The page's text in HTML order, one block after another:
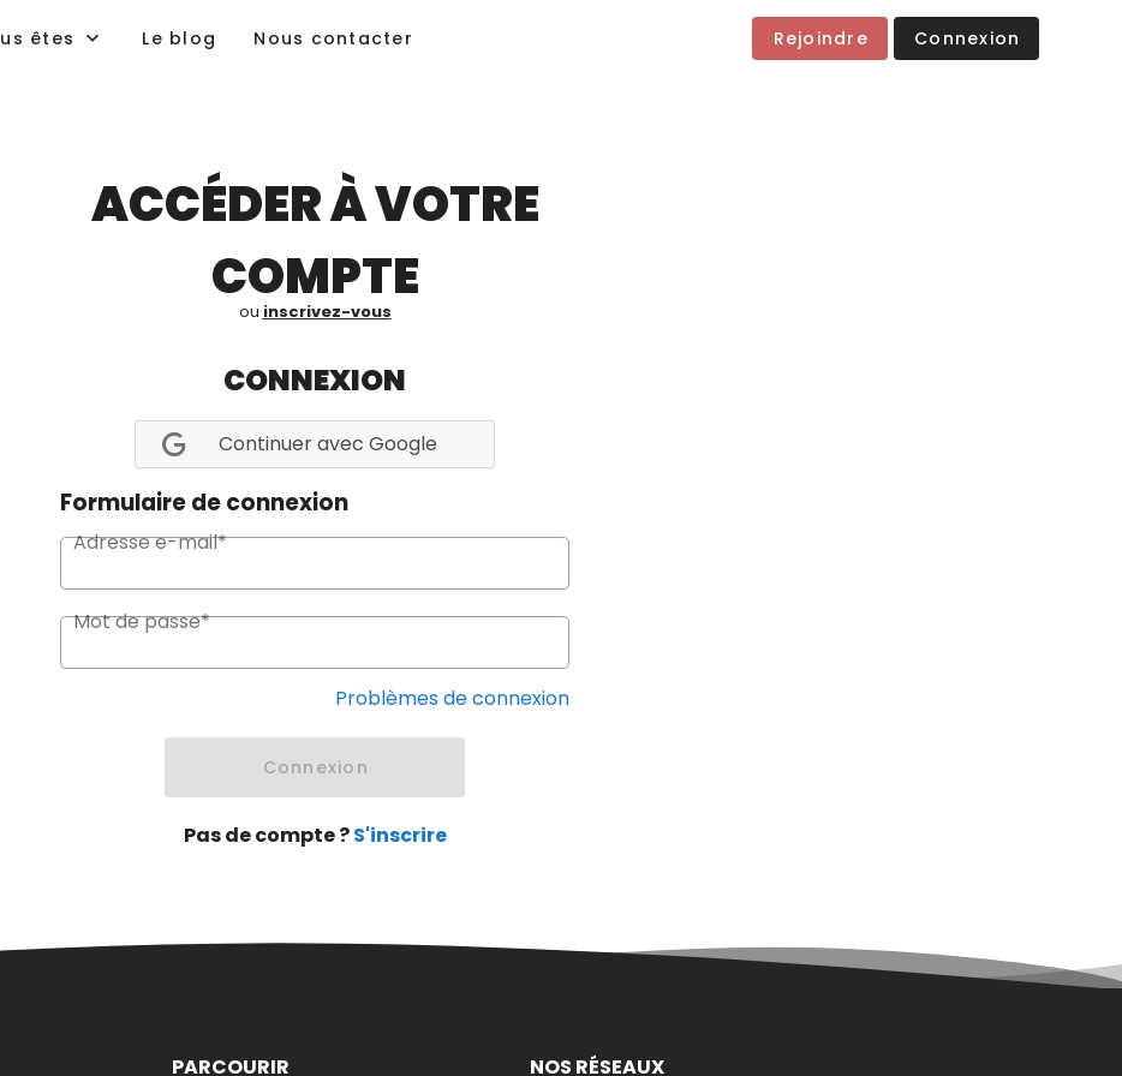
êtes Le blog Nous contacter Rejoindre Connexion
ACCÉDER À VOTRE
COMPTE
ou inscrivez-vous
CONNEXION
Continuer avec Google
Formulaire de connexion
Adresse e-mail*
Mot de passe*
Problèmes de connexion
Connexion
Pas de compte ?S'inscrire
PARCOURIR NOS RÉSEAUX